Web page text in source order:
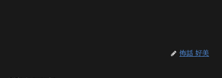
怖話 好美